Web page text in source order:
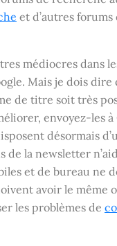
et d’autres
médiocres dans
Mais je dois dire
de titre soit très
envoyez-les à
désormais
de la newsletter
et de bureau ne
avoir le même
les problèmes de